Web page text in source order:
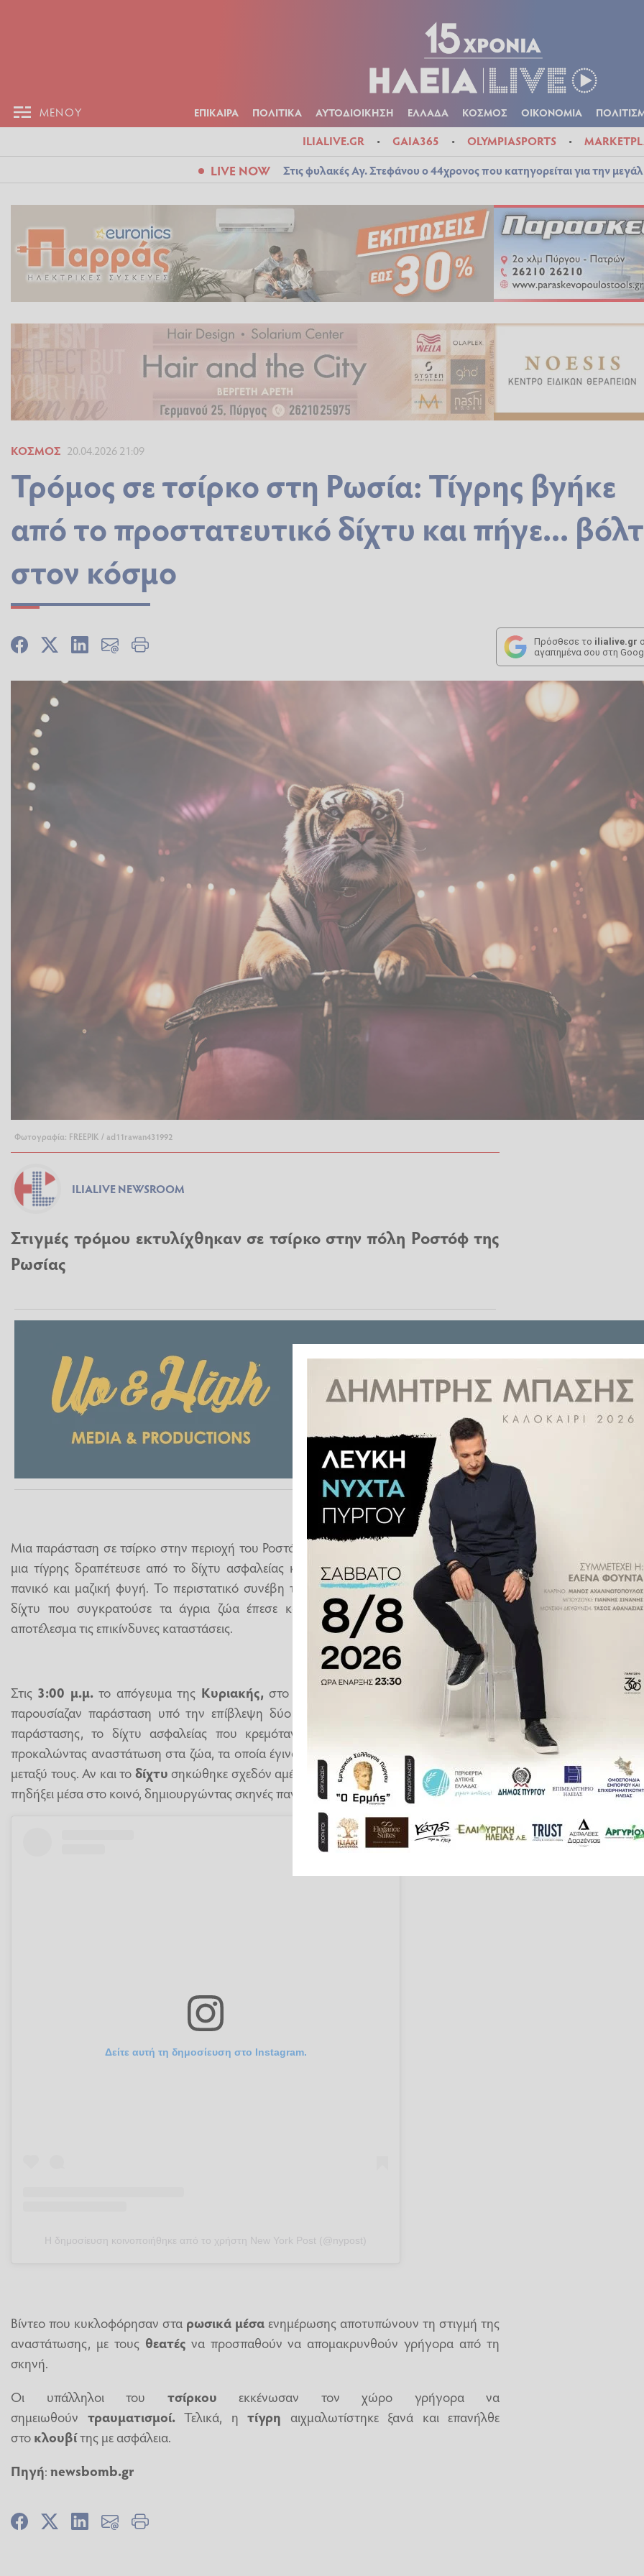
ΜΕΝΟΥ ΕΠΙΚΑΙΡΑ ΠΟΛΙΤΙΚΑ ΑΥΤΟΔΙΟΙΚΗΣΗ ΕΛΛΑΔΑ ΚΟΣΜΟΣ ΟΙΚΟΝΟΜΙΑ
ILIALIVE.GR GAIA365 OLYMPIASPORTS
LIVE NOW Στις φυλακές Αγ. Στεφάνου ο 44χρονος που κατηγορείται για την
ΚΌΣΜΟΣ 20.04.2026 21:09
Τρόμος σε τσίρκο στη Ρωσία: Τίγρης βγήκε
από το προστατευτικό δίχτυ και πήγε...
στον κόσμο
Πρόσθεσε το ilialive.gr
αγαπημένα σου στη
Φωτογραφία: FREEPIK / ad11rawan431992
ILIALIVE NEWSROOM
Στιγμές τρόμου εκτυλίχθηκαν σε τσίρκο στην πόλη Ροστόφ της
Ρωσίας
Μια παράσταση σε τσίρκο στην περιοχή του Ροστόφ στηΡωσία
κατέληξε σε χάος όταν
μια τίγρης δραπέτευσε από το δίχτυ ασφαλείας και όρμησε στο κοινό, προκαλώντας
πανικό και μαζική φυγή. Το περιστατικό συνέβη την
Κυριακή 19 Απριλίου,όταν το
δίχτυ που συγκρατούσε τα άγρια ζώα έπεσε κατά τη διάρκεια της εμφάνισης, με
αποτέλεσμα τις επικίνδυνες καταστάσεις.
Στις 3:00 μ.μ.το απόγευμα της Κυριακής, στο τσίρκο Ντοβγκάλουκ,
τρεις τίγρεις
παρουσίαζαν παράσταση υπό την επίβλεψη δύο εκπαιδευτών. Κατά τη διάρκεια της
παράστασης, το δίχτυ ασφαλείας που κρεμόταν από ένα στεφάνι έπεσε ξαφνικά,
προκαλώντας αναστάτωση στα ζώα, τα οποία έγιναν επιθετικά και άρχισαν να μάχονται
μεταξύ τους. Αν και τοδίχτυσηκώθηκε σχεδόν αμέσως, μια από τιςτίγρειςκατάφερε να
πηδήξει μέσα στο κοινό, δημιουργώντας σκηνές πανικού και φωνές έντρομων θεατών.
Δείτε αυτή τη δημοσίευση στο Instagram.
Η δημοσίευση κοινοποιήθηκε από το χρήστη New York Post (@nypost)
Βίντεο που κυκλοφόρησαν στα ρωσικά μέσαενημέρωσης αποτυπώνουν τη στιγμή της
αναστάτωσης, με τους θεατέςνα προσπαθούν να απομακρυνθούν γρήγορα από τη
σκηνή.
Οι υπάλληλοι του τσίρκου εκκένωσαν τον χώρο γρήγορα να
σημειωθούν τραυματισμοί.Τελικά, η τίγρη αιχμαλωτίστηκε ξανά και επανήλθε
στοκλουβίτης με ασφάλεια.
Πηγή:newsbomb.gr